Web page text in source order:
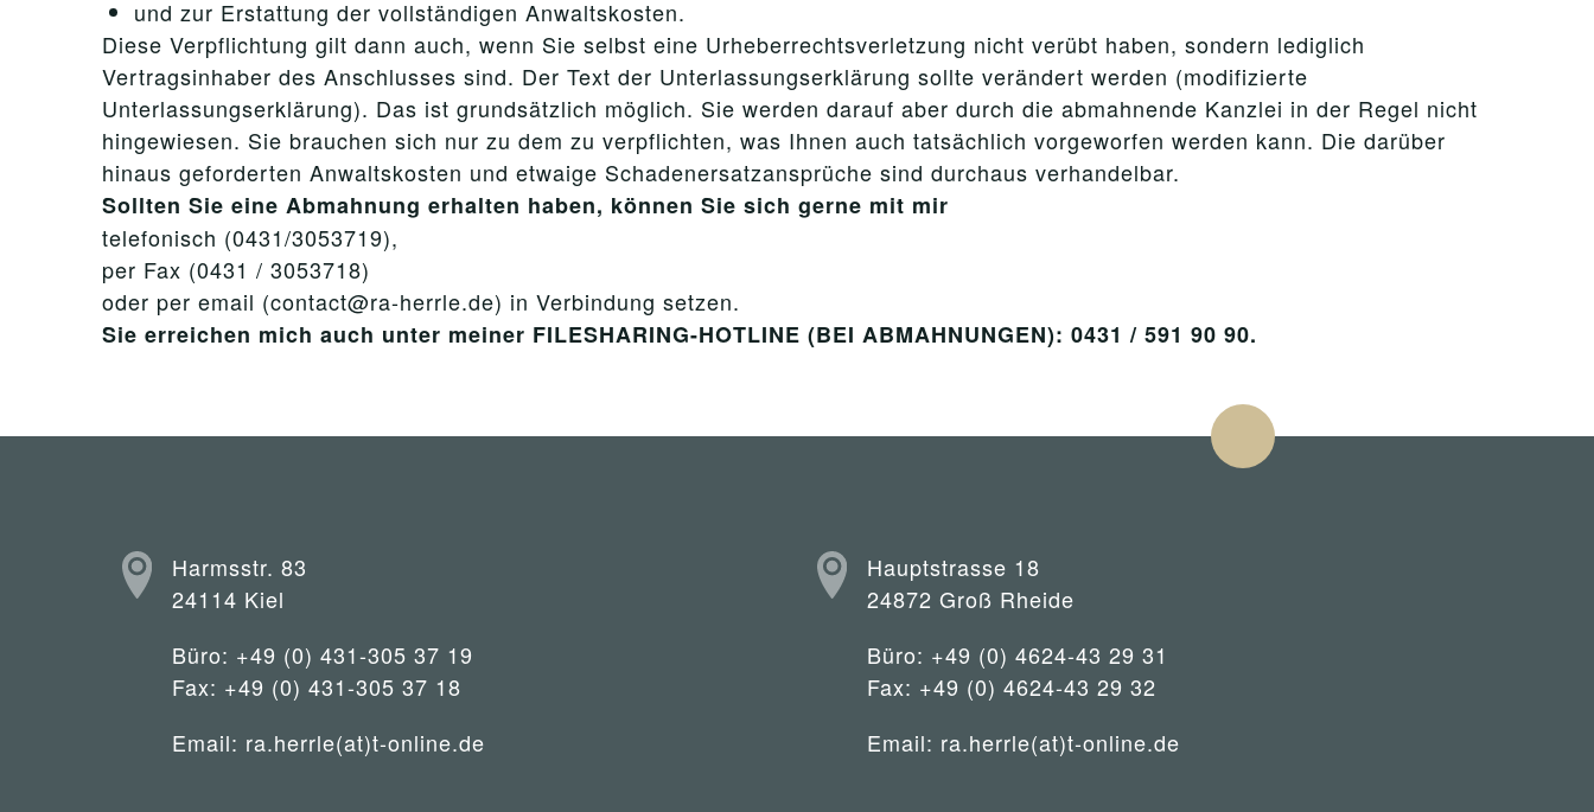
und zur Erstattung der vollständigen Anwaltskosten.
Diese Verpflichtung gilt dann auch, wenn Sie selbst eine Urheberrechtsverletzung nicht verübt haben, sondern lediglich
Vertragsinhaber des Anschlusses sind. Der Text der Unterlassungserklärung sollte verändert werden (modifizierte
Unterlassungserklärung). Das ist grundsätzlich möglich. Sie werden darauf aber durch die abmahnende Kanzlei in der Regel nicht
hingewiesen. Sie brauchen sich nur zu dem zu verpflichten, was Ihnen auch tatsächlich vorgeworfen werden kann. Die darüber
hinaus geforderten Anwaltskosten und etwaige Schadenersatzansprüche sind durchaus verhandelbar.
Sollten Sie eine Abmahnung erhalten haben, können Sie sich gerne mit mir
telefonisch (0431/3053719),
per Fax (0431 / 3053718)
oder per email (contact@ra-herrle.de) in Verbindung setzen.
Sie erreichen mich auch unter meiner FILESHARING-HOTLINE (BEI ABMAHNUNGEN): 0431 / 591 90 90.
Harmsstr. 83
24114 Kiel
Büro: +49 (0) 431-305 37 19
Fax: +49 (0) 431-305 37 18
Email: ra.herrle(at)t-online.de
Hauptstrasse 18
24872 Groß Rheide
Büro: +49 (0) 4624-43 29 31
Fax: +49 (0) 4624-43 29 32
Email: ra.herrle(at)t-online.de